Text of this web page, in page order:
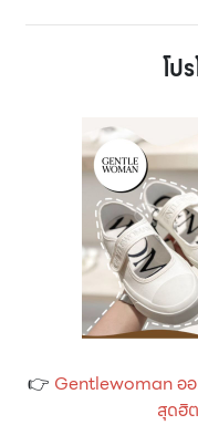
โป
👉 Gentlewoman ออ
สุดฮิ